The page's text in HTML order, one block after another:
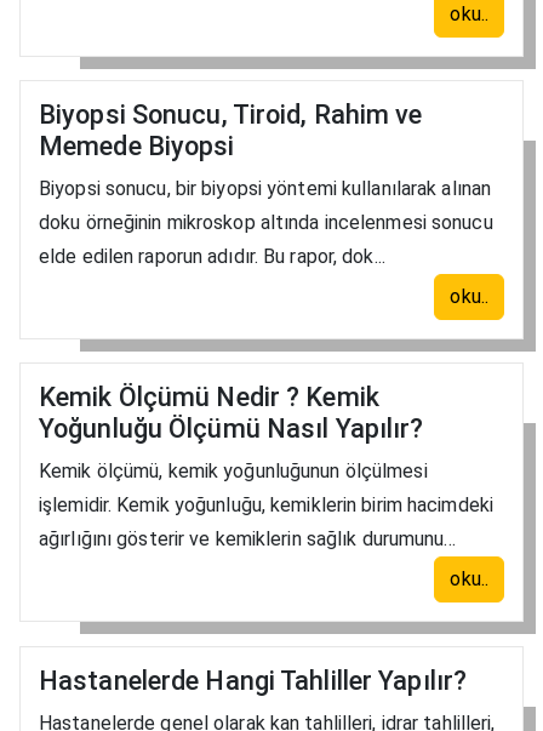
oku..
Biyopsi Sonucu, Tiroid, Rahim ve
Memede Biyopsi
Biyopsi sonucu, bir biyopsi yöntemi kullanılarak alınan
doku örneğinin mikroskop altında incelenmesi sonucu
elde edilen raporun adıdır. Bu rapor, dok...
oku..
Kemik Ölçümü Nedir ? Kemik
Yoğunluğu Ölçümü Nasıl Yapılır?
Kemik ölçümü, kemik yoğunluğunun ölçülmesi
işlemidir. Kemik yoğunluğu, kemiklerin birim hacimdeki
ağırlığını gösterir ve kemiklerin sağlık durumunu...
oku..
Hastanelerde Hangi Tahliller Yapılır?
Hastanelerde genel olarak kan tahlilleri, idrar tahlilleri,